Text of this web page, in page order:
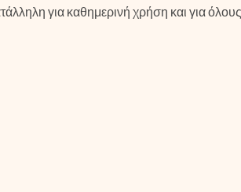
για καθημερινή χρήση και για